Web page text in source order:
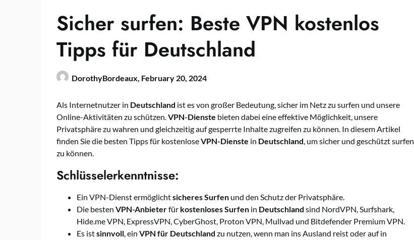
Sicher surfen: Beste VPN kostenlos
Tipps für Deutschland
DorothyBordeaux, February 20, 2024
Als Internetnutzer in Deutschland ist es von großer Bedeutung, sicher im Netz zu surfen und unsere
Online-Aktivitäten zu schützen.VPN-Dienste bieten dabei eine effektive Möglichkeit, unsere
Privatsphäre zu wahren und gleichzeitig auf gesperrte Inhalte zugreifen zu können. In diesem Artikel
finden Sie die besten Tipps für kostenloseVPN-Dienste in Deutschland, um sicher und geschützt surfen
zu können.
Schlüsselerkenntnisse:
Ein VPN-Dienst ermöglichtsicheres Surfen und den Schutz der Privatsphäre.
Die besten VPN-Anbieterfür kostenloses Surfen in Deutschland sind NordVPN, Surfshark,
Hide.me VPN, ExpressVPN, CyberGhost, Proton VPN, Mullvad und Bitdefender Premium VPN.
Es istsinnvoll, ein VPN für Deutschland zu nutzen, wenn man ins Ausland reist oder auf in